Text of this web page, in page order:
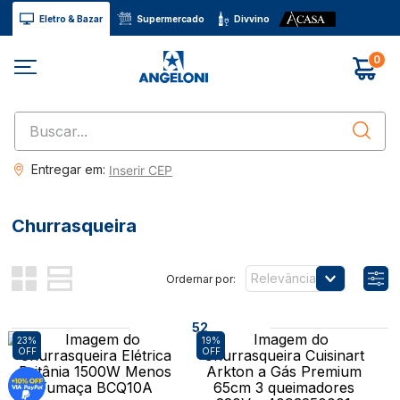
Eletro & Bazar Supermercado Divvino
0
Buscar...
Entregar em: Inserir CEP
Churrasqueira
Relevância
52
23%
OFF
19%
OFF